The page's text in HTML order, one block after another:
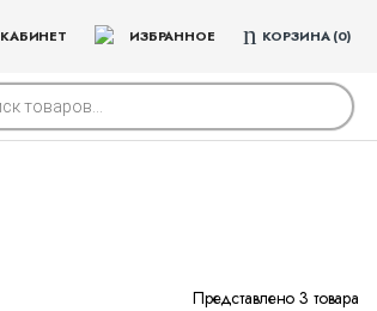
КАБИНЕТ ИЗБРАННОЕ КОРЗИНА 0
Представлено 3 товара